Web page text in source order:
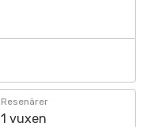
Resenärer
1 vuxen